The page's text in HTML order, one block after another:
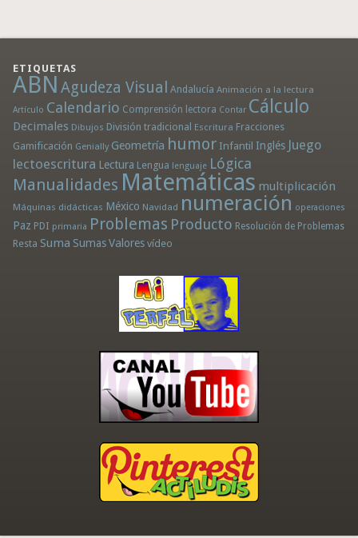
ETIQUETAS
ABN Agudeza Visual Andalucía Animación a la lectura
Artículo Calendario Comprensión lectora Contar Cálculo
Decimales Dibujos División tradicional Escritura Fracciones
Gamificación Genially Geometría humor Infantil Inglés Juego
lectoescritura Lectura Lengua lenguaje Lógica
Manualidades Matemáticas multiplicación
Máquinas didácticas México Navidad numeración operaciones
Paz PDI primaria Problemas Producto Resolución de Problemas
Resta Suma Sumas Valores vídeo